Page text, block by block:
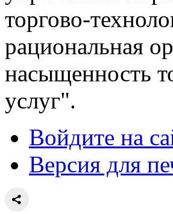
торгово-
рациональная
насыщенность
услуг".
Войдите на
Версия для